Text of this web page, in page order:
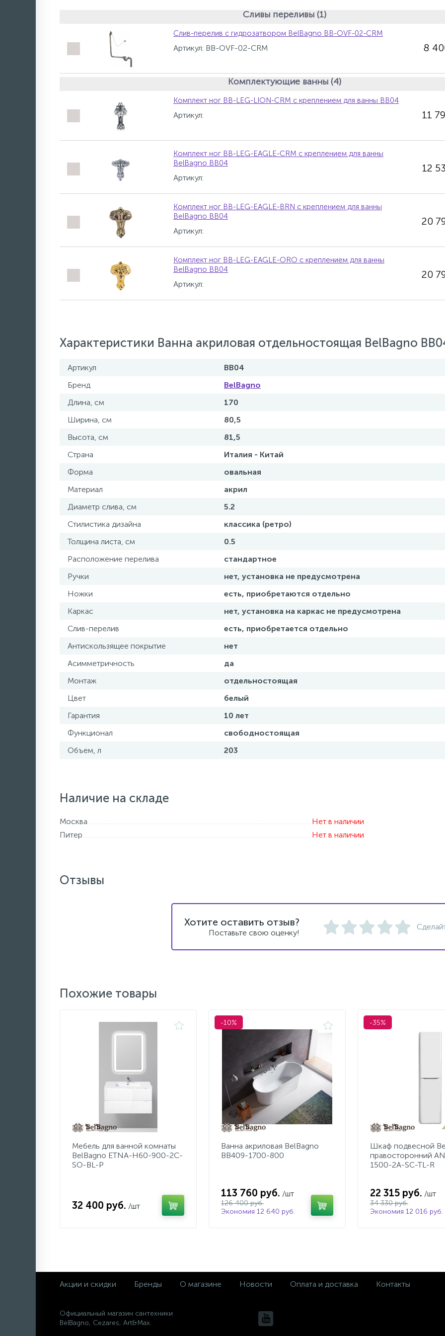
Сливы переливы (1)
Слив-перелив с гидрозатвором BelBagno BB-OVF-02-CRM
Артикул: BB-OVF-02-CRM 8
Комплектующие ванны (4)
Комплект ног BB-LEG-LION-CRM c креплением для ванны BB04
Артикул: 11
Комплект ног BB-LEG-EAGLE-CRM с креплением для ванны
BelBagno BB04
Артикул:
12
Комплект ног BB-LEG-EAGLE-BRN с креплением для ванны
BelBagno BB04
Артикул:
20
Комплект ног BB-LEG-EAGLE-ORO с креплением для ванны
BelBagno BB04
Артикул:
20
Характеристики Ванна акриловая отдельностоящая BelBagno
Артикул
BB04
Бренд
BelBagno
Длина, см
170
Ширина, см
80,5
Высота, см
81,5
Страна
Италия - Китай
Форма
овальная
Материал
акрил
Диаметр слива, см
5.2
Стилистика дизайна
классика (ретро)
Толщина листа, см
0.5
Расположение перелива
стандартное
Ручки
нет, установка не предусмотрена
Ножки
есть, приобретаются отдельно
Каркас
нет, установка на каркас не предусмотрена
Слив-перелив
есть, приобретается отдельно
Антискользящее покрытие
нет
Асимметричность
да
Монтаж
отдельностоящая
Цвет
белый
Гарантия
10 лет
Функционал
свободностоящая
Объем, л
203
Наличие на складе
Москва
Нет в наличии
Питер
Нет в наличии
Отзывы
Хотите оставить отзыв?
Поставьте свою оценку!
Похожие товары
Мебель для ванной комнаты
BelBagno ETNA-H60-900-2C-
SO-BL-P
32 400 руб. /шт
-10%
Ванна акриловая BelBagno
BB409-1700-800
113 760 руб. /шт
126 400 руб.
Экономия 12 640 руб.
-35%
Шкаф подвесной
правосторонний
1500-2A-SC-TL-R
22 315 руб. /шт
34 330 руб.
Экономия 12 016 руб.
Акции и скидки Бренды О магазине Новости Оплата и доставка Контакты
Официальный магазин сантехники
BelBagno, Cezares, Art&Max.